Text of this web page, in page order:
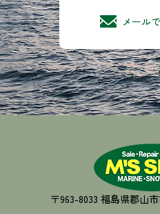
メール
〒963-8033 福島県郡山